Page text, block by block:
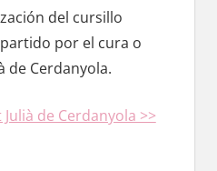
del cursillo
pοr el cura ο
dе Cerdanyola.
dе Cerdanyola >>